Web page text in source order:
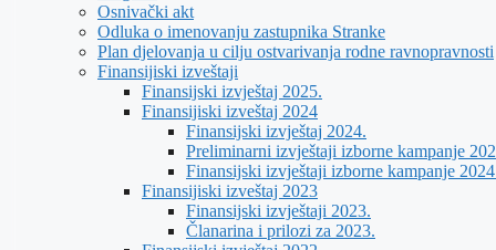
Osnivački akt
Odluka o imenovanju zastupnika Stranke
Plan djelovanja u cilju ostvarivanja rodne ravnopravnosti
Finansijiski izveštaji
Finansijski izvještaj 2025.
Finansijiski izveštaj 2024
Finansijski izvještaj 2024.
Preliminarni izvještaji izborne kampanje
Finansijski izvještaji izborne kampanje
Finansijiski izveštaj 2023
Finansijski izvještaji 2023.
Članarina i prilozi za 2023.